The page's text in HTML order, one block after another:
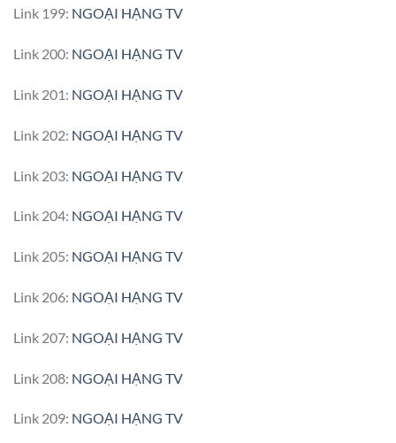
Link 199: NGOẠI HẠNG TV
Link 200: NGOẠI HẠNG TV
Link 201: NGOẠI HẠNG TV
Link 202: NGOẠI HẠNG TV
Link 203: NGOẠI HẠNG TV
Link 204: NGOẠI HẠNG TV
Link 205: NGOẠI HẠNG TV
Link 206: NGOẠI HẠNG TV
Link 207: NGOẠI HẠNG TV
Link 208: NGOẠI HẠNG TV
Link 209: NGOẠI HẠNG TV